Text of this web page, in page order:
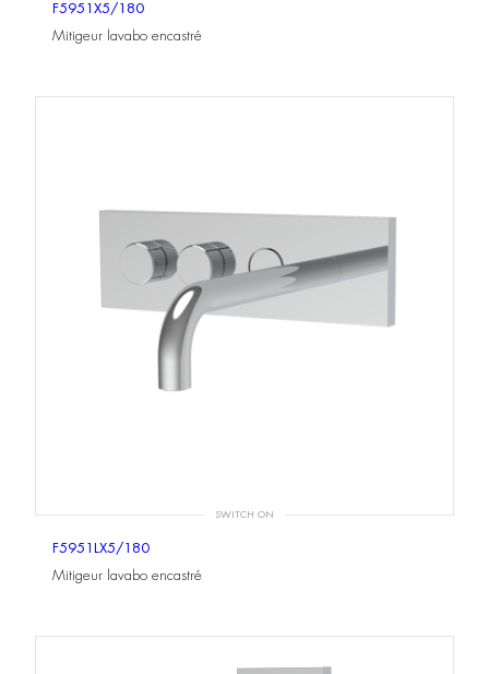
F5951X5/180
Mitigeur lavabo encastré
SWITCH ON
F5951LX5/180
Mitigeur lavabo encastré